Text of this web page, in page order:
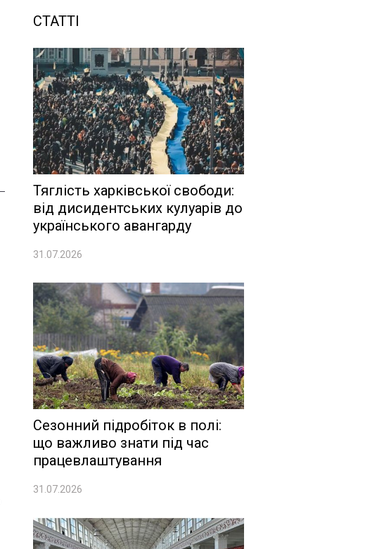
СТАТТІ
Тяглість харківської свободи:
від дисидентських кулуарів до
українського авангарду
31.07.2026
Сезонний підробіток в полі:
що важливо знати під час
працевлаштування
31.07.2026